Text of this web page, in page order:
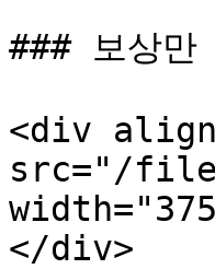
### 보상만
<div
src="/
</div>